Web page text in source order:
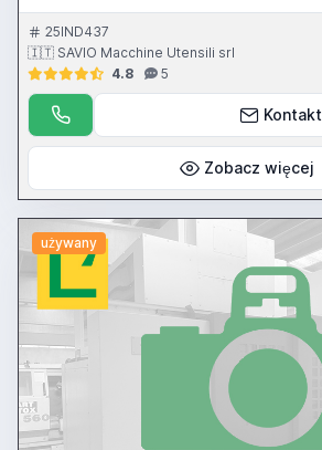
25IND437
🇮🇹 SAVIO Macchine Utensili srl
4.8
5
Kontakt
Zobacz więcej
używany